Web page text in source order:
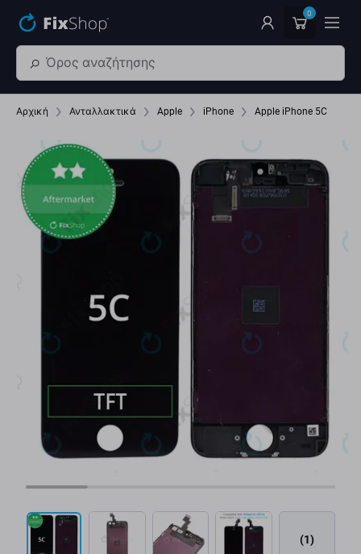
0
Αρχική Ανταλλακτικά Apple iPhone Apple iPhone 5C
(1)